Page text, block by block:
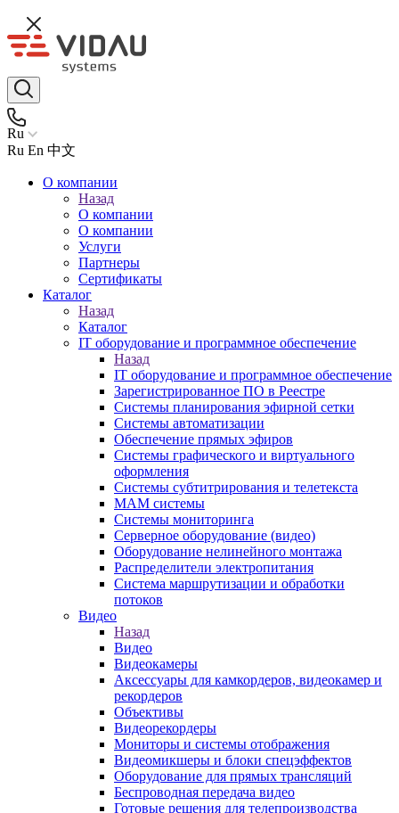
Ru
Ru En 中文
О компании
Назад
О компании
О компании
Услуги
Партнеры
Сертификаты
Каталог
Назад
Каталог
IT оборудование и программное обеспечение
Назад
IT оборудование и программное обеспечение
Зарегистрированное ПО в Реестре
Системы планирования эфирной сетки
Системы автоматизации
Обеспечение прямых эфиров
Системы графического и виртуального
оформления
Системы субтитрирования и телетекста
MAM системы
Системы мониторинга
Серверное оборудование (видео)
Оборудование нелинейного монтажа
Распределители электропитания
Система маршрутизации и обработки
потоков
Видео
Назад
Видео
Видеокамеры
Аксессуары для камкордеров, видеокамер и
рекордеров
Объективы
Видеорекордеры
Мониторы и системы отображения
Видеомикшеры и блоки спецэффектов
Оборудование для прямых трансляций
Беспроводная передача видео
Готовые решения для телепроизводства